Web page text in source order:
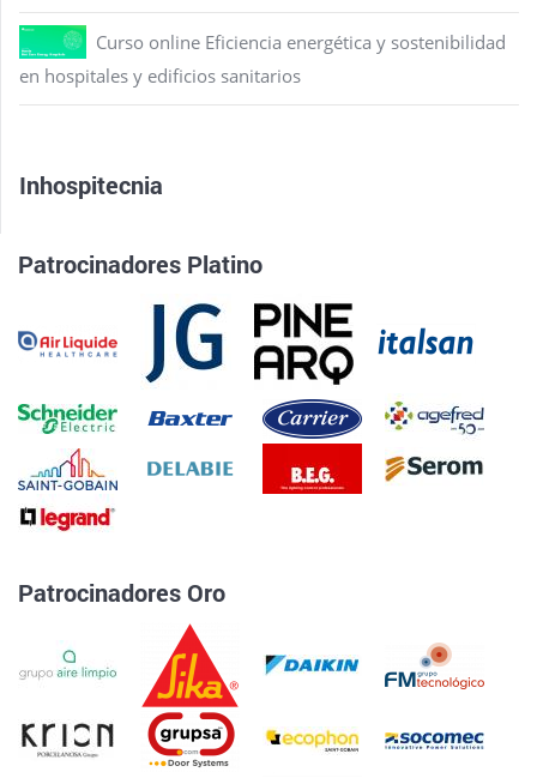
Curso online Eficiencia energética y sostenibilidad
en hospitales y edificios sanitarios
Inhospitecnia
Patrocinadores Platino
Patrocinadores Oro